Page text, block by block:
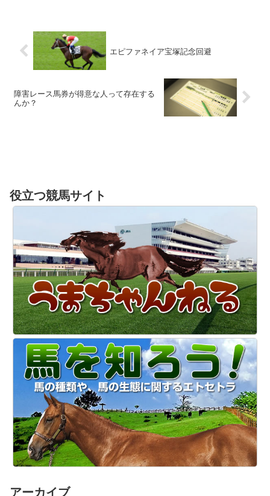
エピファネイア宝塚記念回避
障害レース馬券が得意な人って存在する
んか？
役立つ競馬サイト
アーカイブ